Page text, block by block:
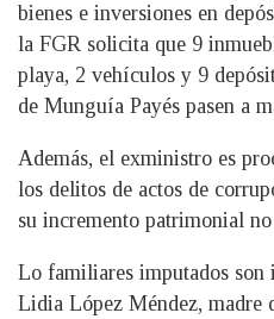
bienes e inversiones en
la FGR solicita que 9
playa, 2 vehículos y 9
de Munguía Payés pasen a
Además, el exministro es
los delitos de actos de
su incremento patrimonial
Lo familiares imputados son
Lidia López Méndez, madre